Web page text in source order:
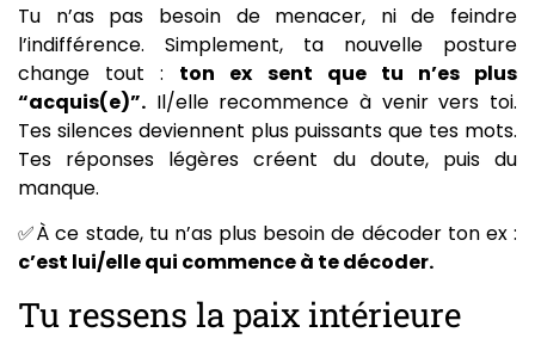
Tu n’as pas besoin de menacer, ni de feindre
l’indifférence. Simplement, ta nouvelle posture
change tout : ton ex sent que tu n’es plus
“acquis(e)”. Il/elle recommence à venir vers toi.
Tes silences deviennent plus puissants que tes mots.
Tes réponses légères créent du doute, puis du
manque.
✅À ce stade, tu n’as plus besoin de décoder ton ex :
c’est lui/elle qui commence à te décoder.
Tu ressens la paix intérieure